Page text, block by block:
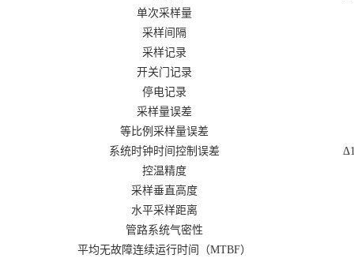
单次采样量
采样间隔
采样记录
开关门记录
停电记录
采样量误差
等比例采样量误差
系统时钟时间控制误差
控温精度
采样垂直高度
水平采样距离
管路系统气密性
平均无故障连续运行时间（MTBF）